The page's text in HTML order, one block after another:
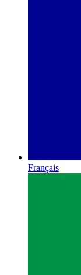
Français